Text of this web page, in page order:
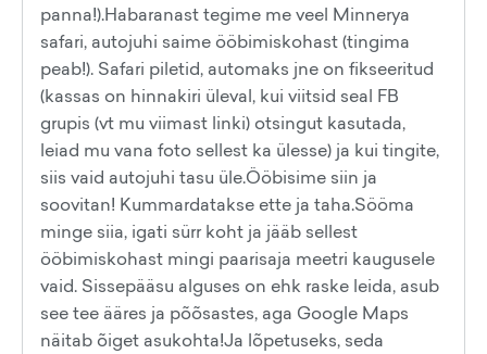
panna!).Habaranast tegime me veel Minnerya
safari, autojuhi saime ööbimiskohast (tingima
peab!). Safari piletid, automaks jne on fikseeritud
(kassas on hinnakiri üleval, kui viitsid seal FB
grupis (vt mu viimast linki) otsingut kasutada,
leiad mu vana foto sellest ka ülesse) ja kui tingite,
siis vaid autojuhi tasu üle.Ööbisime siin ja
soovitan! Kummardatakse ette ja taha.Sööma
minge siia, igati sürr koht ja jääb sellest
ööbimiskohast mingi paarisaja meetri kaugusele
vaid. Sissepääsu alguses on ehk raske leida, asub
see tee ääres ja põõsastes, aga Google Maps
näitab õiget asukohta!Ja lõpetuseks, seda